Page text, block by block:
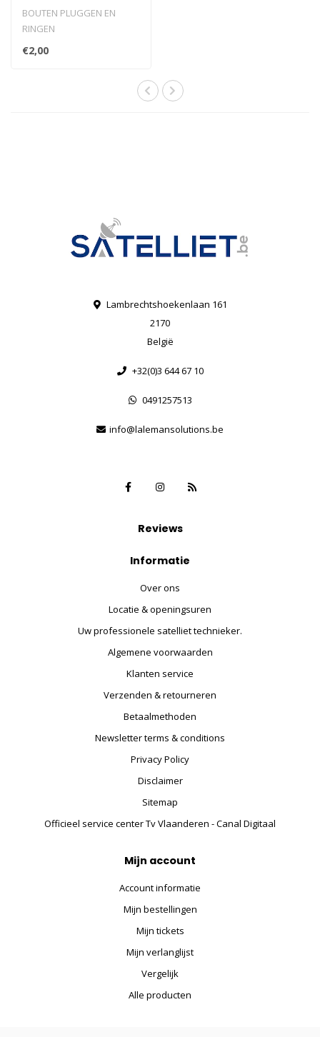
BOUTEN PLUGGEN EN
RINGEN
€2,00
Lambrechtshoekenlaan 161
2170
België
+32(0)3 644 67 10
0491257513
info@lalemansolutions.be
Reviews
Informatie
Over ons
Locatie & openingsuren
Uw professionele satelliet technieker.
Algemene voorwaarden
Klanten service
Verzenden & retourneren
Betaalmethoden
Newsletter terms & conditions
Privacy Policy
Disclaimer
Sitemap
Officieel service center Tv Vlaanderen - Canal Digitaal
Mijn account
Account informatie
Mijn bestellingen
Mijn tickets
Mijn verlanglijst
Vergelijk
Alle producten